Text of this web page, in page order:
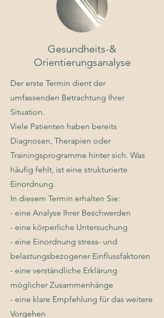
Gesundheits-&
Orientierungsanalyse
Der erste Termin dient der
umfassenden Betrachtung Ihrer
Situation.
Viele Patienten haben bereits
Diagnosen, Therapien oder
Trainingsprogramme hinter sich. Was
häufig fehlt, ist eine strukturierte
Einordnung.
In diesem Termin erhalten Sie:
- eine Analyse Ihrer Beschwerden
- eine körperliche Untersuchung
- eine Einordnung stress- und
belastungsbezogener Einflussfaktoren
- eine verständliche Erklärung
möglicher Zusammenhänge
- eine klare Empfehlung für das weitere
Vorgehen